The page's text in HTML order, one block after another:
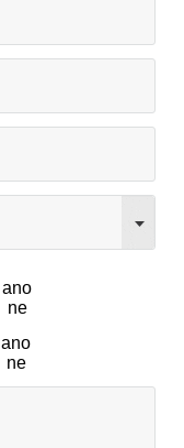
ano
ne
ano
ne